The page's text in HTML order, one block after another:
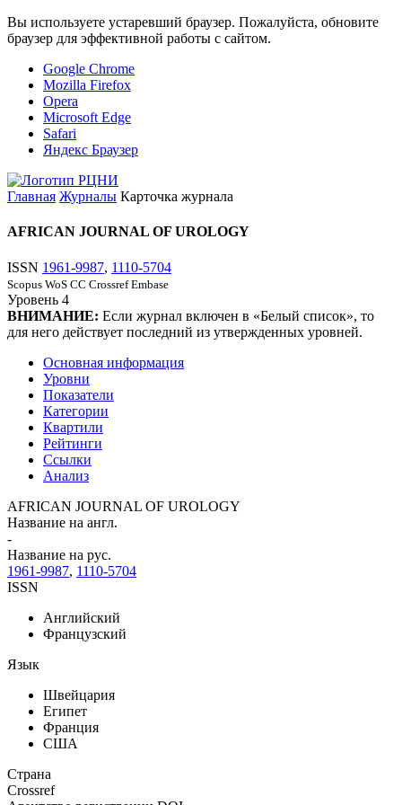
Вы используете устаревший браузер. Пожалуйста, обновите
браузер для эффективной работы с сайтом.
Google Chrome
Mozilla Firefox
Opera
Microsoft Edge
Safari
Яндекс Браузер
Главная Журналы Карточка журнала
AFRICAN JOURNAL OF UROLOGY
ISSN 1961-9987, 1110-5704
Scopus WoS CC Crossref Embase
Уровень 4
ВНИМАНИЕ: Если журнал включен в «Белый список», то
для него действует последний из утвержденных уровней.
Основная информация
Уровни
Показатели
Категории
Квартили
Рейтинги
Ссылки
Анализ
AFRICAN JOURNAL OF UROLOGY
Название на англ.
-
Название на рус.
1961-9987, 1110-5704
ISSN
Английский
Французский
Язык
Швейцария
Египет
Франция
США
Страна
Crossref